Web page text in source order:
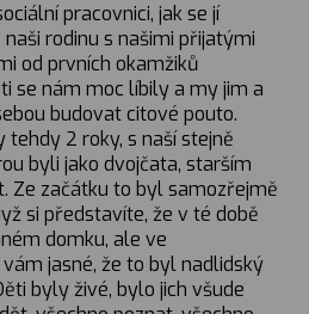
pracovnici, jak se jí
naši rodinu s našimi přijatými
od prvních okamžiků
se nám moc líbily a my jim a
budovat citové pouto.
2 roky, s naší stejně
byli jako dvojčata, starším
Ze začátku to byl samozřejmě
si představíte, že v té době
domku, ale ve
jasné, že to byl nadlidský
byly živé, bylo jich všude